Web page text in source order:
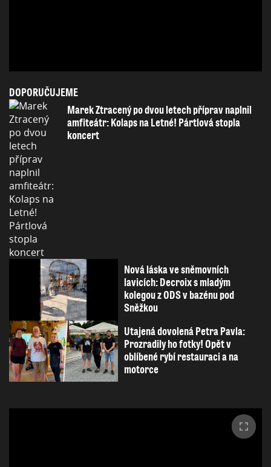
DOPORUČUJEME
Marek Ztracený po dvou letech příprav naplnil
amfiteátr: Kolaps na Letné! Pártlová stopla
koncert
Nová láska ve sněmovních
lavicích: Decroix s mladým
kolegou z ODS v bazénu pod
Sněžkou
Utajená dovolená Petra Pavla:
Prozradily ho fotky! Opět v
oblíbené rybí restauraci a na
motorce